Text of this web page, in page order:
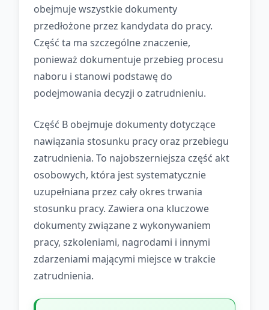
obejmuje wszystkie dokumenty
przedłożone przez kandydata do pracy.
Część ta ma szczególne znaczenie,
ponieważ dokumentuje przebieg procesu
naboru i stanowi podstawę do
podejmowania decyzji o zatrudnieniu.
Część B obejmuje dokumenty dotyczące
nawiązania stosunku pracy oraz przebiegu
zatrudnienia. To najobszerniejsza część akt
osobowych, która jest systematycznie
uzupełniana przez cały okres trwania
stosunku pracy. Zawiera ona kluczowe
dokumenty związane z wykonywaniem
pracy, szkoleniami, nagrodami i innymi
zdarzeniami mającymi miejsce w trakcie
zatrudnienia.